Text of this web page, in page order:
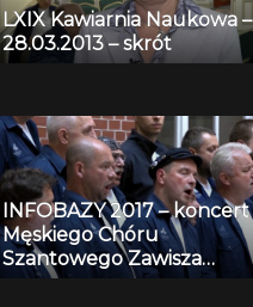
LXIX Kawiarnia Naukowa –
28.03.2013 – skrót
INFOBAZY 2017 – koncert
Męskiego Chóru
Szantowego Zawisza
Czarny